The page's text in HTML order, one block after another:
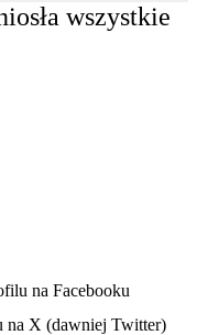
wszystkie
na Facebooku
na X (dawniej Twitter)